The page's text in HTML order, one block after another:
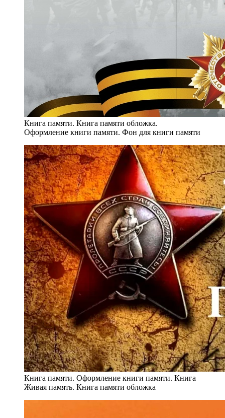
Книга памяти. Книга памяти обложка.
Оформление книги памяти. Фон для книги памяти
Книга памяти. Оформление книги памяти. Книга
Живая память. Книга памяти обложка